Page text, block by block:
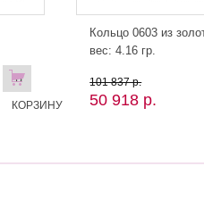
В
КОРЗИНУ
Кольцо 0603 из
вес: 4.16 гр.
101 837 р.
50 918 р.